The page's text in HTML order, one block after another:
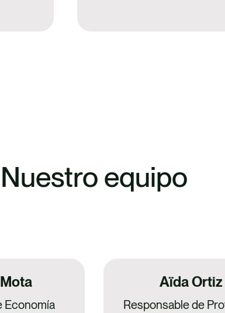
Nuestro equipo
Economía
Aïda Ortiz
Responsable de